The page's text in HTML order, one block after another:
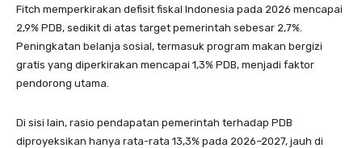
Fitch memperkirakan defisit fiskal Indonesia pada 2026 mencapai
2,9% PDB, sedikit di atas target pemerintah sebesar 2,7%.
Peningkatan belanja sosial, termasuk program makan bergizi
gratis yang diperkirakan mencapai 1,3% PDB, menjadi faktor
pendorong utama.
Di sisi lain, rasio pendapatan pemerintah terhadap PDB
diproyeksikan hanya rata-rata 13,3% pada 2026–2027, jauh di